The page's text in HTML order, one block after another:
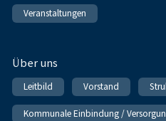
Veranstaltungen
Über uns
Leitbild Vorstand
Kommunale Einbindung /